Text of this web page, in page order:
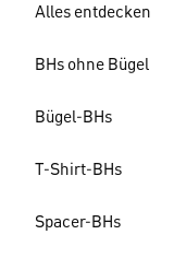
Alles entdecken
BHs ohne Bügel
Bügel-BHs
T-Shirt-BHs
Spacer-BHs